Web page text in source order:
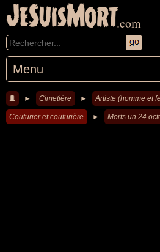
JeSuisMort.com
Menu
► Cimetière ► Artiste (homme et
Couturier et couturière ► Morts un 24